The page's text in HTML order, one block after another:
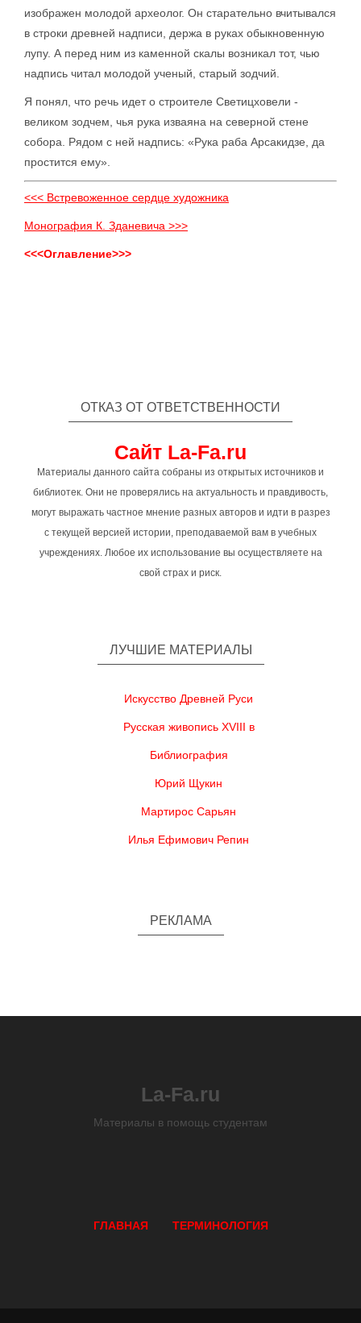
изображен молодой археолог. Он старательно вчитывался
в строки древней надписи, держа в руках обыкновенную
лупу. А перед ним из каменной скалы возникал тот, чью
надпись читал молодой ученый, старый зодчий.
Я понял, что речь идет о строителе Светицховели -
великом зодчем, чья рука изваяна на северной стене
собора. Рядом с ней надпись: «Рука раба Арсакидзе, да
простится ему».
<<< Встревоженное сердце художника
Монография К. Зданевича >>>
<<<Оглавление>>>
ОТКАЗ ОТ ОТВЕТСТВЕННОСТИ
Сайт La-Fa.ru
Материалы данного сайта собраны из открытых источников и
библиотек. Они не проверялись на актуальность и правдивость,
могут выражать частное мнение разных авторов и идти в разрез
с текущей версией истории, преподаваемой вам в учебных
учреждениях. Любое их использование вы осуществляете на
свой страх и риск.
ЛУЧШИЕ МАТЕРИАЛЫ
Искусство Древней Руси
Русская живопись XVIII в
Библиография
Юрий Щукин
Мартирос Сарьян
Илья Ефимович Репин
РЕКЛАМА
La-Fa.ru
Материалы в помощь студентам
ГЛАВНАЯ ТЕРМИНОЛОГИЯ